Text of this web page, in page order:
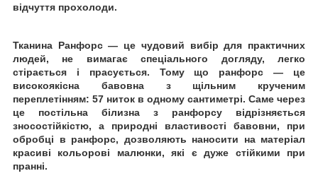
відчуття прохолоди.
Тканина Ранфорс ― це чудовий вибір для практичних
людей, не вимагає спеціального догляду, легко
стірається і прасується. Тому що ранфорс ― це
високоякісна бавовна з щільним крученим
переплетінням: 57 ниток в одному сантиметрі. Саме через
це постільна білизна з ранфорсу відрізняється
зносостійкістю, а природні властивості бавовни, при
обробці в ранфорс, дозволяють наносити на матеріал
красиві кольорові малюнки, які є дуже стійкими при
пранні.